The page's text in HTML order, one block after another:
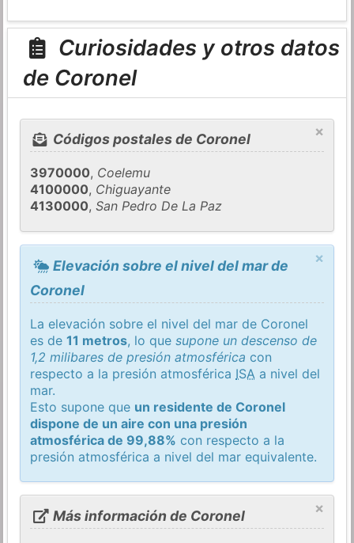
Curiosidades y otros datos
de Coronel
×
Códigos postales de Coronel
3970000, Coelemu
4100000, Chiguayante
4130000,San Pedro De La Paz
×
Elevación sobre el nivel del mar de
Coronel
La elevación sobre el nivel del mar de Coronel
es de11 metros, lo quesupone un descenso de
1,2 milibares de presión atmosférica con
respecto a la presión atmosférica ISA a nivel del
mar.
Esto supone que un residente de Coronel
dispone de un aire con una presión
atmosférica de 99,88% con respecto a la
presión atmosférica a nivel del mar equivalente.
×
Más información de Coronel